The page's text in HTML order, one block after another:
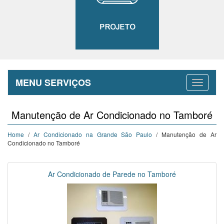
MENU SERVIÇOS
Manutenção de Ar Condicionado no Tamboré
Home / Ar Condicionado na Grande São Paulo / Manutenção de Ar
Condicionado no Tamboré
Ar Condicionado de Parede no Tamboré